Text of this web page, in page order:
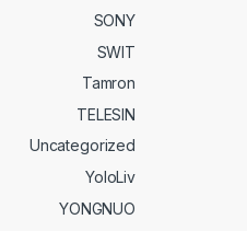
SONY
SWIT
Tamron
TELESIN
Uncategorized
YoloLiv
YONGNUO